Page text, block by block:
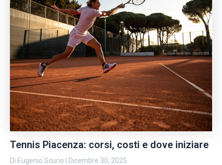
Tennis Piacenza: corsi, costi e dove iniziare
Di Eugenio Scurio Dicembre 30, 2025